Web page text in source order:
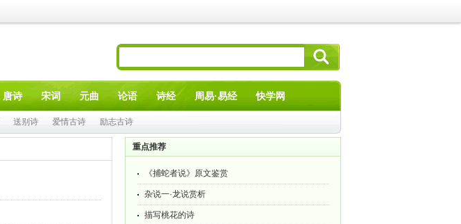
唐诗 宋词 元曲 论语 诗经 周易·易经 快学网
送别诗 爱情古诗 励志古诗
重点推荐
《捕蛇者说》原文鉴赏
杂说一·龙说赏析
描写桃花的诗